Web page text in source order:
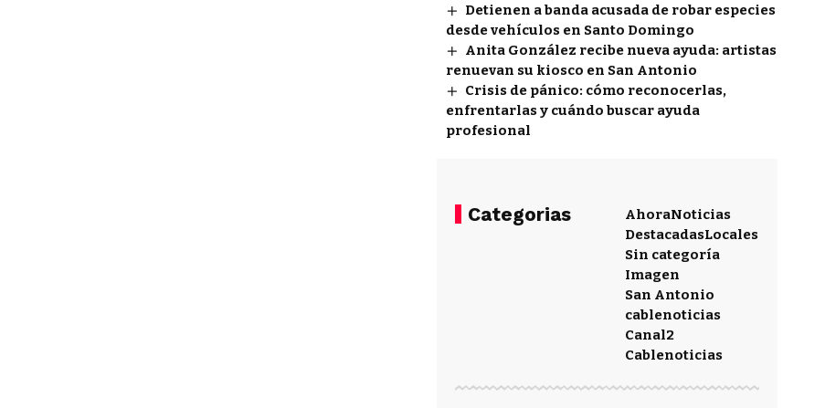
Detienen a banda acusada de robar especies
desde vehículos en Santo Domingo
Anita González recibe nueva ayuda: artistas
renuevan su kiosco en San Antonio
Crisis de pánico: cómo reconocerlas,
enfrentarlas y cuándo buscar ayuda
profesional
Categorias AhoraNoticias
DestacadasLocales
Sin categoría
Imagen
San Antonio
cablenoticias
Canal2
Cablenoticias